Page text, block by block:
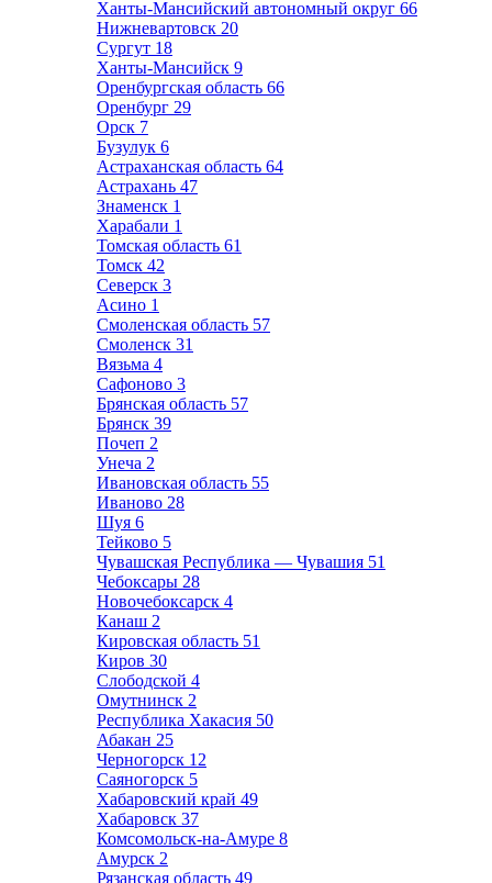
Ханты-Мансийский автономный округ 66
Нижневартовск 20
Сургут 18
Ханты-Мансийск 9
Оренбургская область 66
Оренбург 29
Орск 7
Бузулук 6
Астраханская область 64
Астрахань 47
Знаменск 1
Харабали 1
Томская область 61
Томск 42
Северск 3
Асино 1
Смоленская область 57
Смоленск 31
Вязьма 4
Сафоново 3
Брянская область 57
Брянск 39
Почеп 2
Унеча 2
Ивановская область 55
Иваново 28
Шуя 6
Тейково 5
Чувашская Республика — Чувашия 51
Чебоксары 28
Новочебоксарск 4
Канаш 2
Кировская область 51
Киров 30
Слободской 4
Омутнинск 2
Республика Хакасия 50
Абакан 25
Черногорск 12
Саяногорск 5
Хабаровский край 49
Хабаровск 37
Комсомольск-на-Амуре 8
Амурск 2
Рязанская область 49